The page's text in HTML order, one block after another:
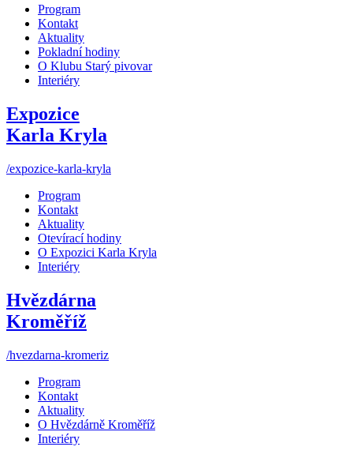
Program
Kontakt
Aktuality
Pokladní hodiny
O Klubu Starý pivovar
Interiéry
Expozice
Karla Kryla
/expozice-karla-kryla
Program
Kontakt
Aktuality
Otevírací hodiny
O Expozici Karla Kryla
Interiéry
Hvězdárna
Kroměříž
/hvezdarna-kromeriz
Program
Kontakt
Aktuality
O Hvězdárně Kroměříž
Interiéry